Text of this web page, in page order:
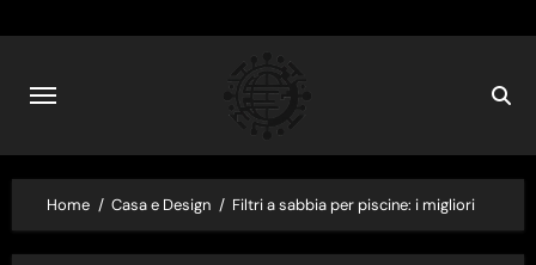
content
Home Casa e Design Filtri a sabbia per piscine: i migliori